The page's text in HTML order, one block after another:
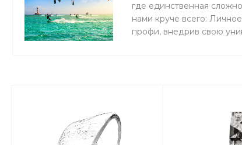
где единственная
нами круче всего:
профи, внедрив свою